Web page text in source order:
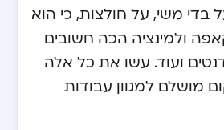
בדי משי, על חולצות, כי הוא
ולמינציה הכה חשובים
ועוד. עשו את כל אלה
מושלם למגוון עבודות